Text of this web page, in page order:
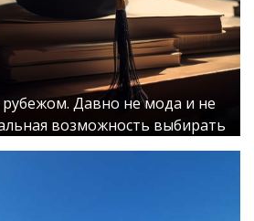
Давно не мода и не
возможность выбирать